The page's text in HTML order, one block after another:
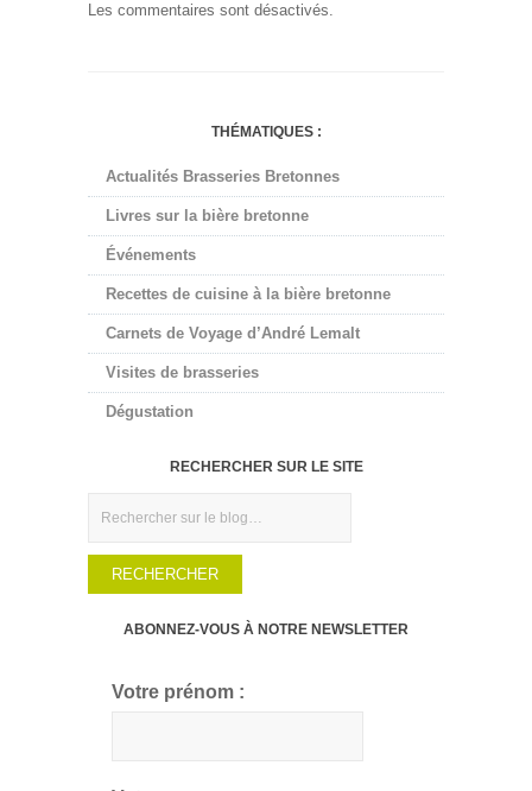
Les commentaires sont désactivés.
THÉMATIQUES :
Actualités Brasseries Bretonnes
Livres sur la bière bretonne
Événements
Recettes de cuisine à la bière bretonne
Carnets de Voyage d’André Lemalt
Visites de brasseries
Dégustation
RECHERCHER SUR LE SITE
ABONNEZ-VOUS À NOTRE NEWSLETTER
Votre prénom :